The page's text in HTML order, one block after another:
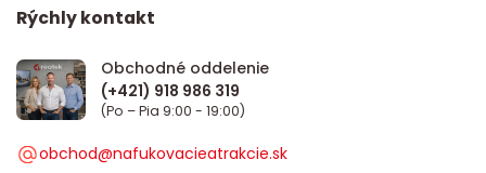
Rýchly kontakt
Obchodné oddelenie
(Po – Pia 9:00 - 19:00)
obchod@nafukovacieatrakcie.sk